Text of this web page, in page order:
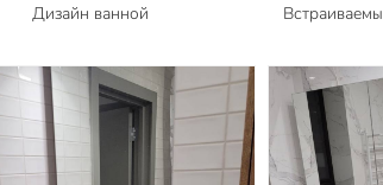
Дизайн ванной